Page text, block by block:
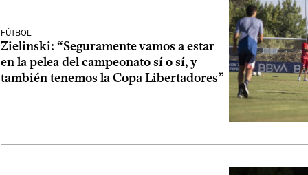
FÚTBOL
Zielinski: “Seguramente vamos a estar
en la pelea del campeonato sí o sí, y
también tenemos la Copa Libertadores”